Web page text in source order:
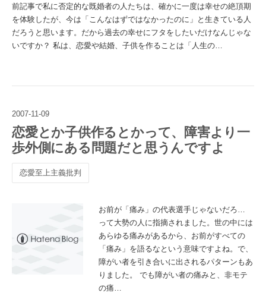
前記事で私に否定的な既婚者の人たちは、確かに一度は幸せの絶頂期
を体験したが、今は「こんなはずではなかったのに」と生きている人
だろうと思います。だから過去の幸せにフタをしたいだけなんじゃな
いですか？ 私は、恋愛や結婚、子供を作ることは「人生の…
2007-11-09
恋愛とか子供作るとかって、障害より一
歩外側にある問題だと思うんですよ
恋愛至上主義批判
お前が「痛み」の代表選手じゃないだろ…
って大勢の人に指摘されました。世の中には
あらゆる痛みがあるから、お前がすべての
「痛み」を語るなという意味ですよね。で、
障がい者を引き合いに出されるパターンもあ
りました。 でも障がい者の痛みと、非モテ
の痛…